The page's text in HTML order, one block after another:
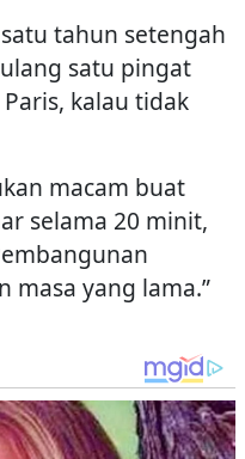
tahun setengah
satu pingat
kalau tidak
macam buat
selama 20 minit,
masa yang lama.”